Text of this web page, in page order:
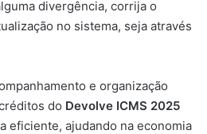
divergência, corrija o
no sistema, seja através
e organização
do Devolve ICMS 2025
eficiente, ajudando na economia